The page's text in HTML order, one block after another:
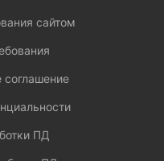
сайтом
соглашение
ПД